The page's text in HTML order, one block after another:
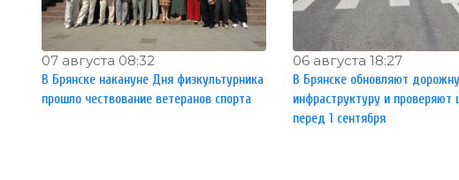
07 августа 08:32
В Брянске накануне Дня физкультурника
прошло чествование ветеранов спорта
06 августа 18:27
В Брянске обновляют
инфраструктуру и проверяют
перед 1 сентября